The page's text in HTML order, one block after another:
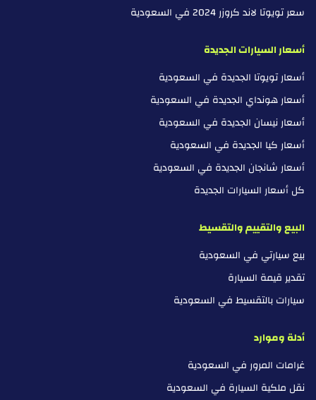
سعر تويوتا لاند كروزر 2024 في السعودية
أسعار السيارات الجديدة
أسعار تويوتا الجديدة في السعودية
أسعار هونداي الجديدة في السعودية
أسعار نيسان الجديدة في السعودية
أسعار كيا الجديدة في السعودية
أسعار شانجان الجديدة في السعودية
كل أسعار السيارات الجديدة
البيع والتقييم والتقسيط
بيع سيارتي في السعودية
تقدير قيمة السيارة
سيارات بالتقسيط في السعودية
أدلة وموارد
غرامات المرور في السعودية
نقل ملكية السيارة في السعودية